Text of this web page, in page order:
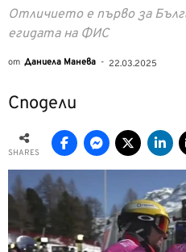
Отличието е първо за
егидата на ФИС
от Даниела Манева - 22.03.2025
Сподели
SHARES